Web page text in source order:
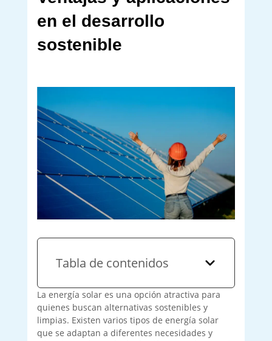
en el desarrollo
sostenible
Tabla de contenidos
La energía solar es una opción atractiva para
quienes buscan alternativas sostenibles y
limpias. Existen varios tipos de energía solar
que se adaptan a diferentes necesidades y